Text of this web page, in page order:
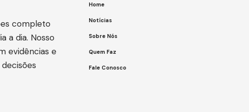
completo
a dia. Nosso
evidências e
Home
Notícias
Sobre Nós
Quem Faz
Fale Conosco